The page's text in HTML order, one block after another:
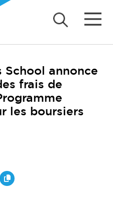
School annonce
frais de
les boursiers